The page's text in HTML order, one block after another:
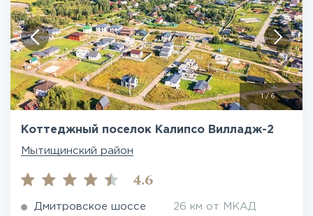
1 /6
Коттеджный поселок Калипсо Вилладж-2
Мытищинский район
4.6
Дмитровское шоссе 26 км от МКАД